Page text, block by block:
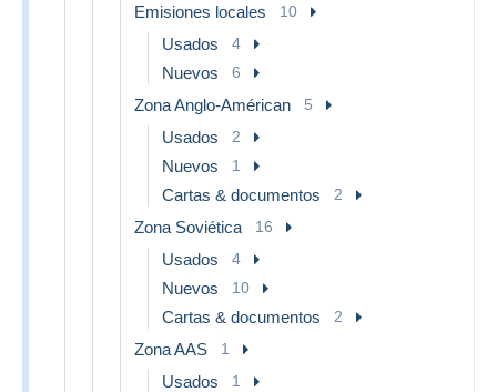
Emisiones locales 10
Usados 4
Nuevos 6
Zona Anglo-Américan 5
Usados 2
Nuevos 1
Cartas & documentos 2
Zona Soviética 16
Usados 4
Nuevos 10
Cartas & documentos 2
Zona AAS 1
Usados 1